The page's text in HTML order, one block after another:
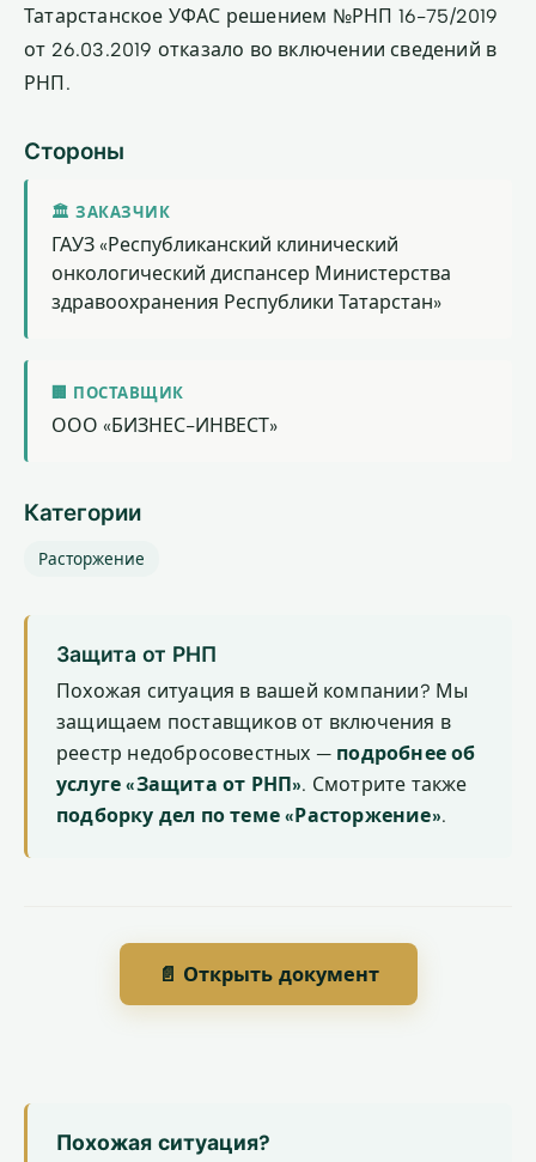
Татарстанское УФАС решением №РНП 16-75/2019
от 26.03.2019 отказало во включении сведений в
РНП.
Стороны
🏛 ЗАКАЗЧИК
ГАУЗ «Республиканский клинический
онкологический диспансер Министерства
здравоохранения Республики Татарстан»
🏢 ПОСТАВЩИК
ООО «БИЗНЕС-ИНВЕСТ»
Категории
Расторжение
Защита от РНП
Похожая ситуация в вашей компании? Мы
защищаем поставщиков от включения в
реестр недобросовестных — подробнее об
услуге «Защита от РНП». Смотрите также
подборку дел по теме «Расторжение».
📄 Открыть документ
Похожая ситуация?